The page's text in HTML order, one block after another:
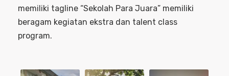
memiliki tagline “Sekolah Para Juara” memiliki
beragam kegiatan ekstra dan talent class
program.